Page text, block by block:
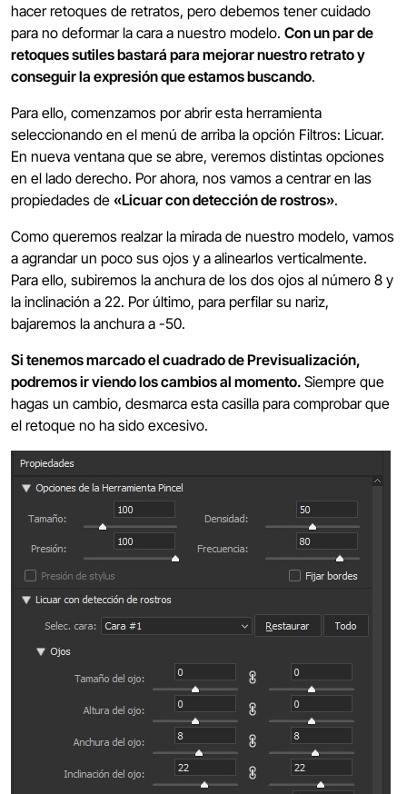
hacer retoques de retratos, pero debemos tener cuidado
para no deformar la cara a nuestro modelo. Con un par de
retoques sutiles bastará para mejorar nuestro retrato y
conseguir la expresión que estamos buscando.
Para ello, comenzamos por abrir esta herramienta
seleccionando en el menú de arriba la opción Filtros: Licuar.
En nueva ventana que se abre, veremos distintas opciones
en el lado derecho. Por ahora, nos vamos a centrar en las
propiedades de «Licuar con detección de rostros».
Como queremos realzar la mirada de nuestro modelo, vamos
a agrandar un poco sus ojos y a alinearlos verticalmente.
Para ello, subiremos la anchura de los dos ojos al número 8 y
la inclinación a 22. Por último, para perfilar su nariz,
bajaremos la anchura a -50.
Si tenemos marcado el cuadrado de Previsualización,
podremos ir viendo los cambios al momento. Siempre que
hagas un cambio, desmarca esta casilla para comprobar que
el retoque no ha sido excesivo.